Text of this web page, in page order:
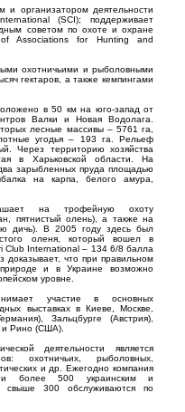
и организатором деятельности
(SCI); поддерживает
советом по охоте и охране
Associations for Hunting and
охотничьими и рыболовными
гектаров, а также кемпингами
в 50 км на юго-запад от
Валки и Новая Водолага.
лесные массивы – 5761 га,
угодья – 193 га. Рельеф
Через территорию хозяйства
в Харьковской области. На
зарыбленных пруда площадью
на карпа, белого амура,
на трофейную охоту
пятнистый олень), а также на
дичь). В 2005 году здесь был
оленя, который вошел в
Club International – 134 6/8 балла
что при правильном
и в Украине возможно
уровне.
участие в основных
выставках в Киеве, Москве,
Зальцбурге (Австрия),
и Рино (США).
деятельности является
охотничьих, рыболовных,
и др. Ежегодно компания
более 500 украинским и
свыше 300 обслуживаются по